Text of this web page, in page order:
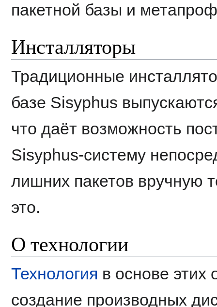
пакетной базы и
Инсталляторы
Традиционные
базе Sisyphus
что даёт возможность
Sisyphus-систему
лишних пакетов вручную
это.
О технологии
Технология в основе этих
создание производных